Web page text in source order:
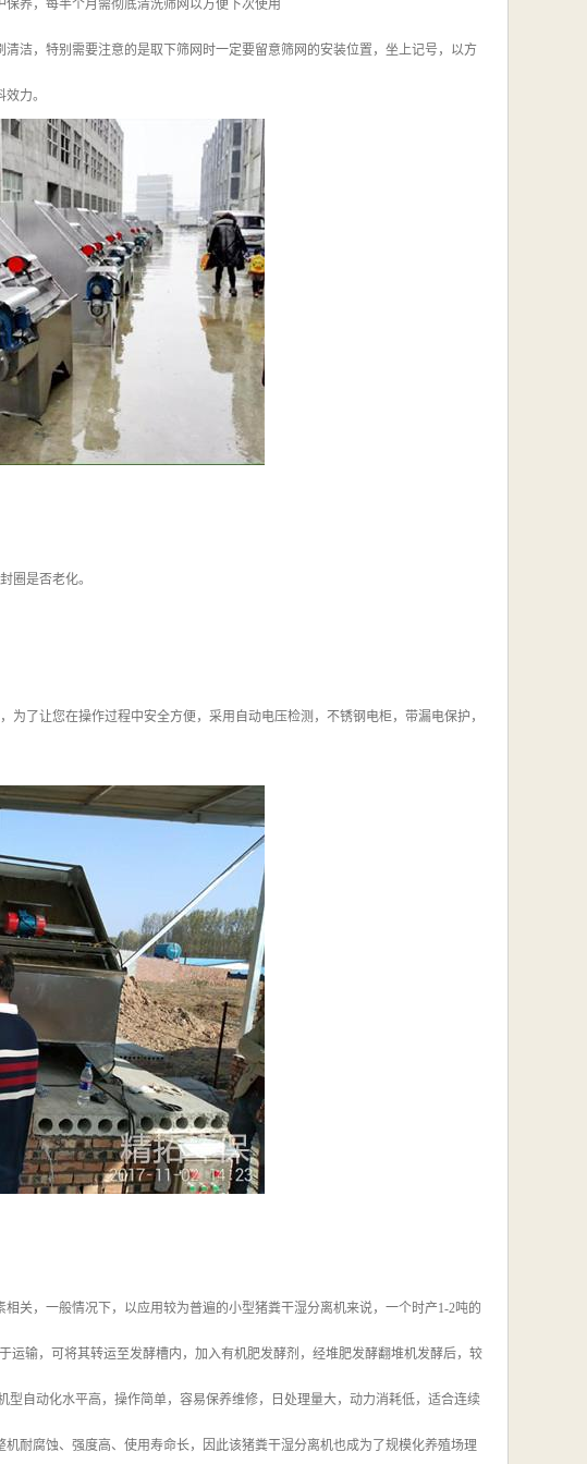
养，每半个月需彻底清洗筛网以方便下次使用
洁，特别需要注意的是取下筛网时一定要留意筛网的安装位置，坐上记号，以方
力。
圈是否老化。
了让您在操作过程中安全方便，采用自动电压检测，不锈钢电柜，带漏电保护，
关，一般情况下，以应用较为普遍的小型猪粪干湿分离机来说，一个时产1-2吨的
运输，可将其转运至发酵槽内，加入有机肥发酵剂，经堆肥发酵翻堆机发酵后，较
自动化水平高，操作简单，容易保养维修，日处理量大，动力消耗低，适合连续
耐腐蚀、强度高、使用寿命长，因此该猪粪干湿分离机也成为了规模化养殖场理